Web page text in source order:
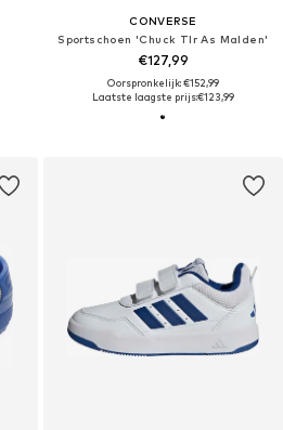
CONVERSE
Sportschoen 'Chuck Tlr As Malden'
€127,99
Oorspronkelijk: €152,99
Laatste laagste prijs:€123,99